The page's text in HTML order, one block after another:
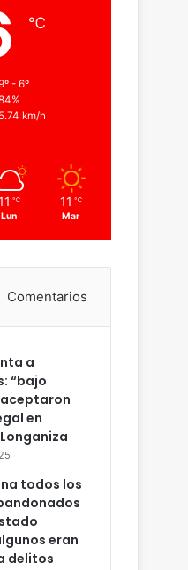
℃
- 6º
5.74 km/h
℃
Lun
11 ℃
Mar
Comentarios
a
“bajo
en
todos los
eran
delitos